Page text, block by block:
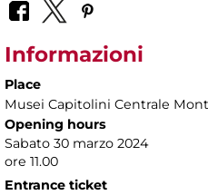
Informazioni
Place
Musei Capitolini Centrale
Opening hours
Sabato 30 marzo 2024
ore 11.00
Entrance ticket